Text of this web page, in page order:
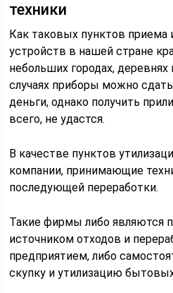
техники
Как таковых пунктов приема
устройств в нашей стране
небольших городах,
случаях приборы можно
деньги, однако получить
всего, не удастся.
В качестве пунктов
компании, принимающие
последующей переработки.
Такие фирмы либо являются
источником отходов и
предприятием, либо
скупку и утилизацию